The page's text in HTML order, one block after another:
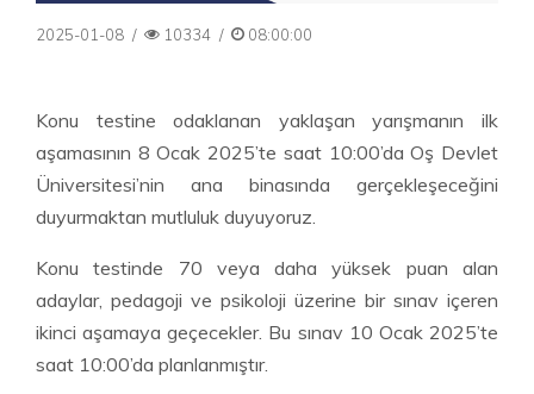
2025-01-08 / 10334 / 08:00:00
Konu testine odaklanan yaklaşan yarışmanın ilk
aşamasının 8 Ocak 2025’te saat 10:00’da Oş Devlet
Üniversitesi’nin ana binasında gerçekleşeceğini
duyurmaktan mutluluk duyuyoruz.
Konu testinde 70 veya daha yüksek puan alan
adaylar, pedagoji ve psikoloji üzerine bir sınav içeren
ikinci aşamaya geçecekler. Bu sınav 10 Ocak 2025’te
saat 10:00’da planlanmıştır.